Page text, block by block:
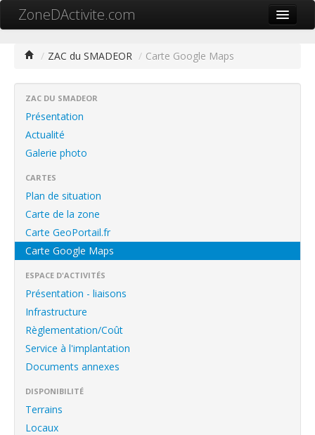
ZoneDActivite.com
Cartographie ZA
Référencer ma zone
Contact
Mon ZA.com
中文
English
Français
Connexion
/ ZAC du SMADEOR / Carte Google Maps
ZAC DU SMADEOR
Présentation
Actualité
Galerie photo
CARTES
Plan de situation
Carte de la zone
Carte GeoPortail.fr
Carte Google Maps
ESPACE D'ACTIVITÉS
Présentation - liaisons
Infrastructure
Règlementation/Coût
Service à l'implantation
Documents annexes
DISPONIBILITÉ
Terrains
Locaux